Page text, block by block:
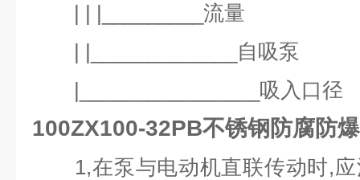
| | |_________流量
| |_____________自吸泵
|________________吸入口径
100ZX100-32PB不锈钢防腐防
1,在泵与电动机直联传动时,应